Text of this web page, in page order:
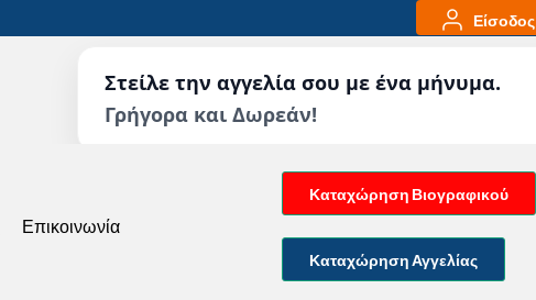
Είσοδος
Στείλε την αγγελία σου με ένα μήνυμα.
Γρήγορα και Δωρεάν!
Επικοινωνία
Καταχώρηση Βιογραφικού
Καταχώρηση Αγγελίας